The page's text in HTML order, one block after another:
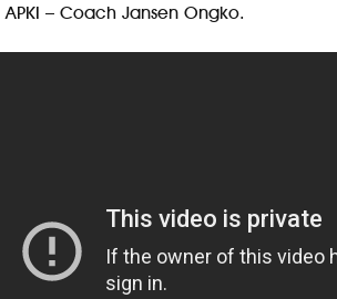
– Coach Jansen Ongko.